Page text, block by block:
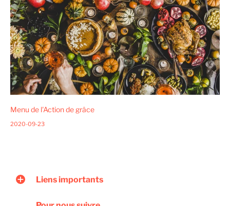
Menu de l'Action de grâce
2020-09-23
Liens importants